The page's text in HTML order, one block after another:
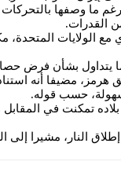
ما وصفها بالتحركات
القدرات.
الولايات المتحدة،
يتداول بشأن فرض
مضيفا أنه
حسب قوله.
بلاده تمكنت في
النار، مشيرا إلى